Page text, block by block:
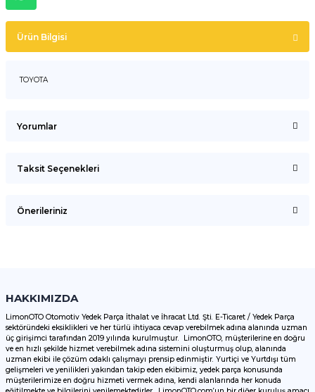
Ürün Bilgisi
TOYOTA
Yorumlar
Taksit Seçenekleri
Önerileriniz
Görüş ve önerileriniz için teşekkür ederiz.
Ürün resmi kalitesiz, bozuk veya görüntülenemiyor.
Ürün açıklamasında eksik bilgiler bulunuyor.
Ürün bilgilerinde hatalar bulunuyor.
Ürün fiyatı diğer sitelerden daha pahalı.
HAKKIMIZDA
LimonOTO Otomotiv Yedek Parça İthalat ve İhracat Ltd. Şti. E-Ticaret / Yedek Parça
sektöründeki eksiklikleri ve her türlü ihtiyaca cevap verebilmek adına alanında uzman
üç girişimci tarafından 2019 yılında kurulmuştur. LimonOTO, müşterilerine en doğru
ve en hızlı şekilde hizmet verebilmek adına sistemini oluşturmuş olup, alanında
uzman ekibi ile çözüm odaklı çalışmayı prensip edinmiştir. Yurtiçi ve Yurtdışı tüm
gelişmeleri ve yenilikleri yakından takip eden ekibimiz, yedek parça konusunda
müşterilerimize en doğru hizmeti vermek adına, kendi alanlarında her konuda